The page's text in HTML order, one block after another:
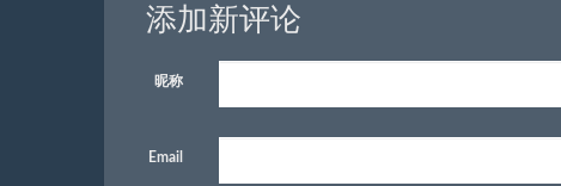
添加新评论
昵称
Email